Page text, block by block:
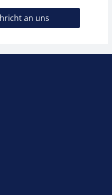
an uns